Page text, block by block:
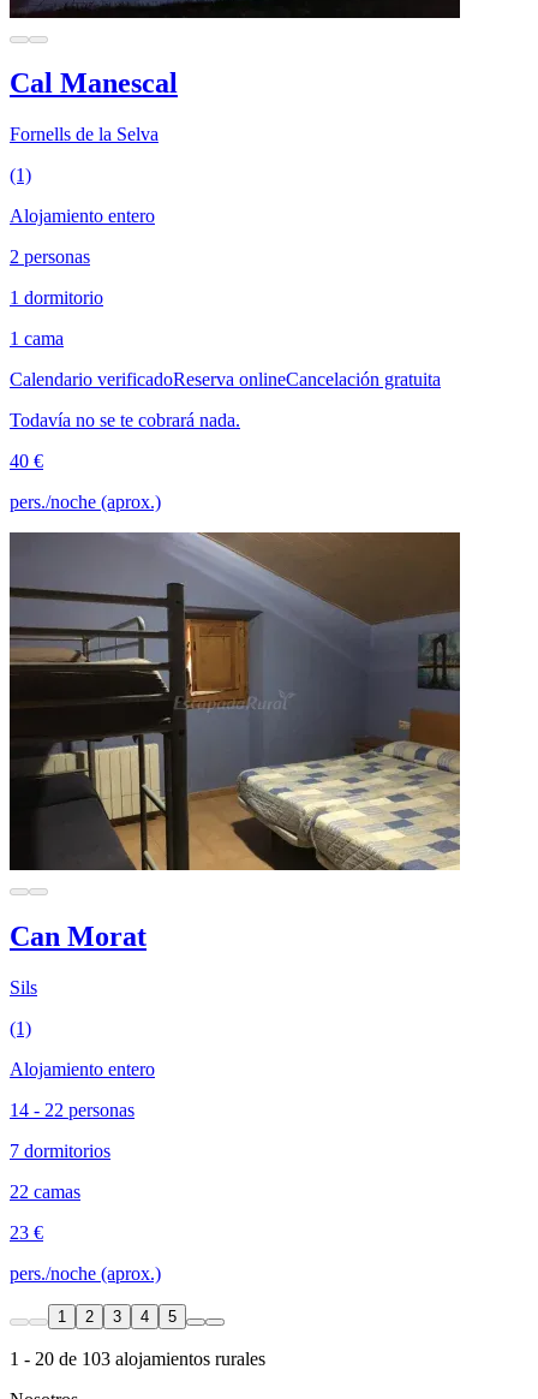
Cal Manescal
Fornells de la Selva
(1)
Alojamiento entero
2 personas
1 dormitorio
1 cama
Calendario verificadoReserva onlineCancelación gratuita
Todavía no se te cobrará nada.
40 €
pers./noche (aprox.)
Can Morat
Sils
(1)
Alojamiento entero
14 - 22 personas
7 dormitorios
22 camas
23 €
pers./noche (aprox.)
1 2 3 4 5
1 - 20 de 103 alojamientos rurales